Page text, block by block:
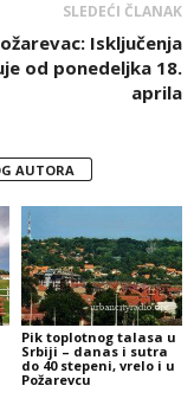
SLEDEĆI ČLANAK
Isključenja
od ponedeljka 18.
aprila
AUTORA
Pik toplotnog talasa u
Srbiji – danas i sutra
do 40 stepeni, vrelo i u
Požarevcu